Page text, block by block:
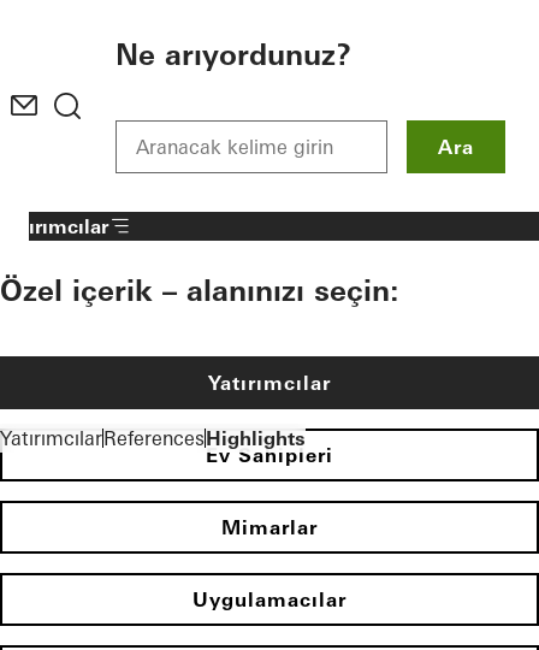
Ne arıyordunuz?
Ara
YatırımcılarReferencesHighlights
Yatırımcılar
Özel içerik – alanınızı seçin:
Yatırımcılar
Ev Sahipleri
Mimarlar
Uygulamacılar